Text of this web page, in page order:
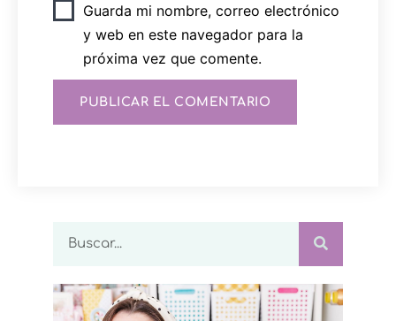
Guarda mi nombre, correo electrónico
y web en este navegador para la
próxima vez que comente.